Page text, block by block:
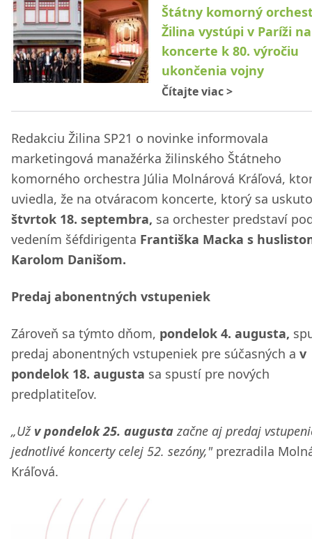
Štátny komorný
Žilina vystúpi v Paríži na
koncerte k 80. výročiu
ukončenia vojny
Čítajte viac>
Redakciu Žilina SP21 o novinke informovala
marketingová manažérka žilinského Štátneho
komorného orchestra Júlia Molnárová Kráľová,
uviedla, že na otváracom koncerte, ktorý sa
štvrtok 18. septembra, sa orchester predstaví
vedením šéfdirigenta Františka Macka s
Karolom Danišom.
Predaj abonentných vstupeniek
Zároveň sa týmto dňom, pondelok 4. augusta,
predaj abonentných vstupeniek pre súčasných a v
pondelok 18. augusta sa spustí pre nových
predplatiteľov.
„Už v pondelok 25. augustazačne aj predaj
jednotlivé koncerty celej 52. sezóny,"prezradila
Kráľová.